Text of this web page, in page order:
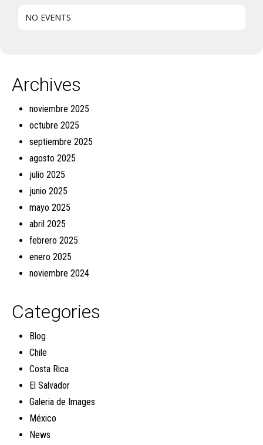
NO EVENTS
Archives
noviembre 2025
octubre 2025
septiembre 2025
agosto 2025
julio 2025
junio 2025
mayo 2025
abril 2025
febrero 2025
enero 2025
noviembre 2024
Categories
Blog
Chile
Costa Rica
El Salvador
Galeria de Images
México
News